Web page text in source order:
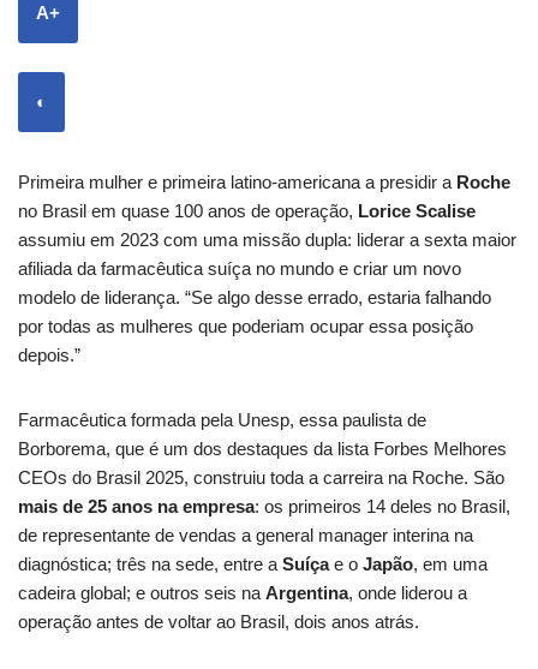
A+
◐
Primeira mulher e primeira latino-americana a presidir a Roche
no Brasil em quase 100 anos de operação, Lorice Scalise
assumiu em 2023 com uma missão dupla: liderar a sexta maior
afiliada da farmacêutica suíça no mundo e criar um novo
modelo de liderança. “Se algo desse errado, estaria falhando
por todas as mulheres que poderiam ocupar essa posição
depois.”
Farmacêutica formada pela Unesp, essa paulista de
Borborema, que é um dos destaques da lista Forbes Melhores
CEOs do Brasil 2025, construiu toda a carreira na Roche. São
mais de 25 anos na empresa: os primeiros 14 deles no Brasil,
de representante de vendas a general manager interina na
diagnóstica; três na sede, entre a Suíçae o Japão, em uma
cadeira global; e outros seis na Argentina, onde liderou a
operação antes de voltar ao Brasil, dois anos atrás.